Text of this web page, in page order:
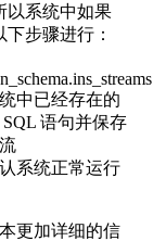
以系统中如果
步骤进行：
中已经存在的
语句并保存
系统正常运行
更加详细的信